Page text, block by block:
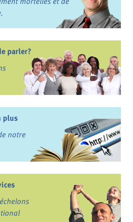
parler?
plus
notre